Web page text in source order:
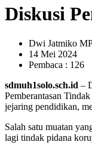
Diskusi
Dwi Jatmiko
14 Mei 2024
Pembaca : 126
sdmuh1solo.sch.id –
Pemberantasan
jejaring pendidikan,
Salah satu muatan
lagi tindak pidana